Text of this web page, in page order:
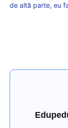
de altă parte, eu